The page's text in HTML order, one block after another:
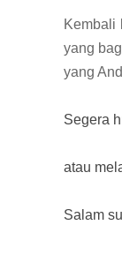
Kembali
yang
yang
Segera
atau
Salam